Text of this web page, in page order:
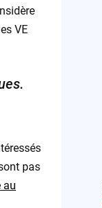
VE
pas
au